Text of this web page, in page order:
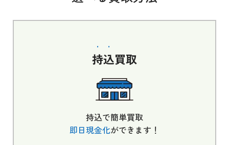
持込買取
持込で簡単買取
即日現金化ができます！